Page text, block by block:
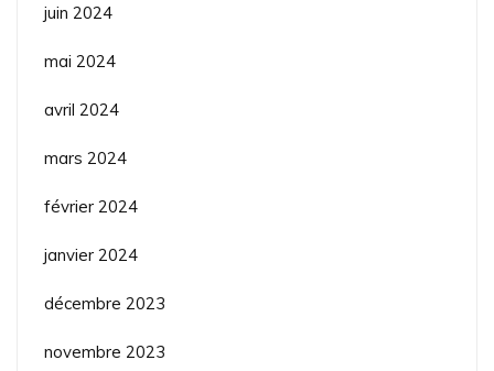
juin 2024
mai 2024
avril 2024
mars 2024
février 2024
janvier 2024
décembre 2023
novembre 2023